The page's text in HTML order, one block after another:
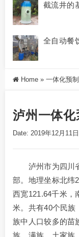
截流井的
全自动餐
Home » 一体化预
泸州一体化
Date: 2019年12月11
泸州市为四川省
部。地理坐标北纬
西宽121.64千米，
米。共有40个民族
族中人口较多的苗